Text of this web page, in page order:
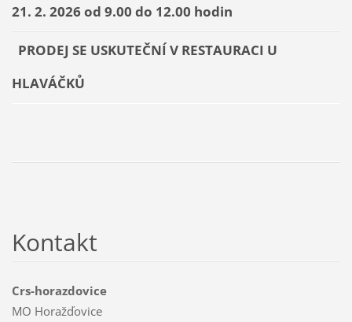
21. 2. 2026 od 9.00 do 12.00 hodin
PRODEJ SE USKUTEČNÍ V RESTAURACI U
HLAVÁČKŮ
Kontakt
Crs-horazdovice
MO Horažďovice